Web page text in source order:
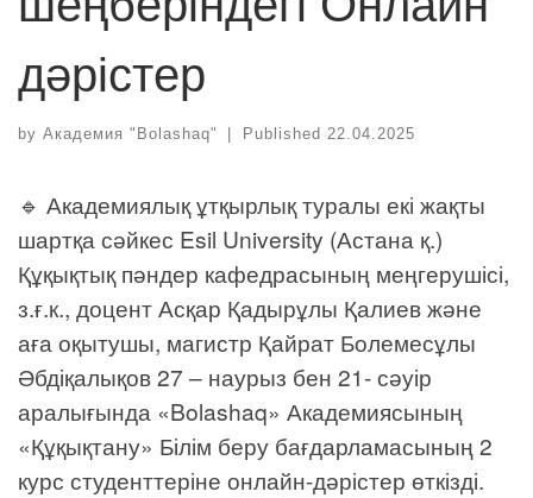
дәрістер
by Академия "Bolashaq" Published 22.04.2025
🔹 Академиялық ұтқырлық туралы екі жақты
шартқа сәйкес Esil University (Астана қ.)
Құқықтық пәндер кафедрасының меңгерушісі,
з.ғ.к., доцент Асқар Қадырұлы Қалиев және
аға оқытушы, магистр Қайрат Болемесұлы
Әбдіқалықов 27 – наурыз бен 21- сәуір
аралығында «Bolashaq» Академиясының
«Құқықтану» Білім беру бағдарламасының 2
курс студенттеріне онлайн-дәрістер өткізді.